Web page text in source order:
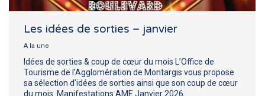
Les idées de sorties – janvier
A la une
Idées de sorties & coup de cœur du mois L’Office de
Tourisme de l’Agglomération de Montargis vous propose
sa sélection d’idées de sorties ainsi que son coup de cœur
du mois. Manifestations AME Janvier 2026